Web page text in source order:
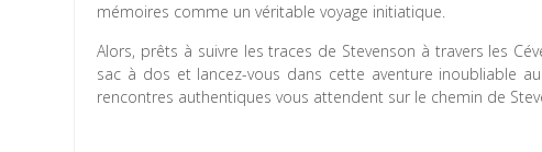
mémoires comme un véritable voyage initiatique.
Alors, prêts à suivre les traces de Stevenson à travers les
sac à dos et lancez-vous dans cette aventure inoubliable
rencontres authentiques vous attendent sur le chemin de